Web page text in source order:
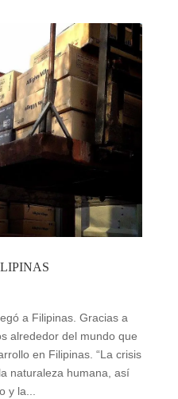
a Filipinas. Gracias a
alrededor del mundo que
en Filipinas. “La crisis
naturaleza humana, así
y la...